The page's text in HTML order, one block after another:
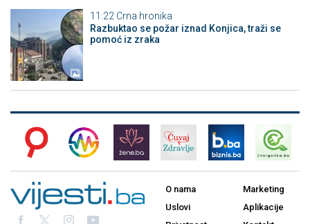
11:22 Crna hronika
Razbuktao se požar iznad Konjica, traži se
pomoć iz zraka
O nama
Uslovi
Marketing
Aplikacije